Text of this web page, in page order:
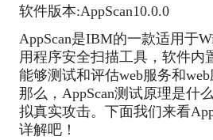
软件版本:AppScan10.0.0
AppScan是IBM的一款适用于
用程序安全扫描工具，软件内
能够测试和评估web服务和web
那么，AppScan测试原理是什
拟真实攻击。下面我们来看
详解吧！